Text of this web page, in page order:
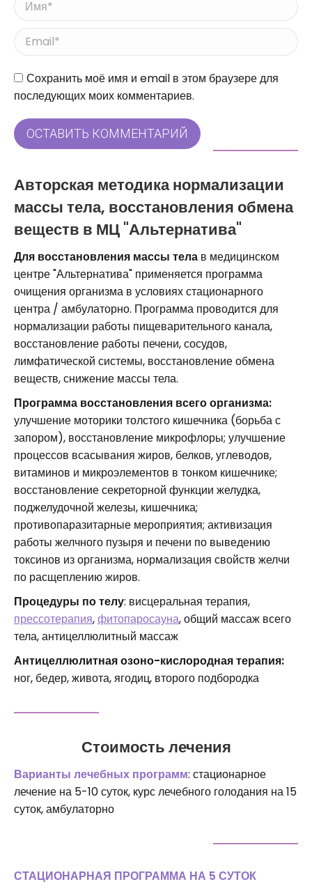
Email *
СайтСохранить моё имя и email в этом браузере для
последующих моих комментариев.
ОСТАВИТЬ КОММЕНТАРИЙ
Авторская методика нормализации
массы тела, восстановления обмена
веществ в МЦ "Альтернатива"
Для восстановления массы тела в медицинском
центре "Альтернатива" применяется программа
очищения организма в условиях стационарного
центра / амбулаторно. Программа проводится для
нормализации работы пищеварительного канала,
восстановление работы печени, сосудов,
лимфатической системы, восстановление обмена
веществ, снижение массы тела.
Программа восстановления всего организма:
улучшение моторики толстого кишечника (борьба с
запором), восстановление микрофлоры; улучшение
процессов всасывания жиров, белков, углеводов,
витаминов и микроэлементов в тонком кишечнике;
восстановление секреторной функции желудка,
поджелудочной железы, кишечника;
противопаразитарные мероприятия; активизация
работы желчного пузыря и печени по выведению
токсинов из организма, нормализация свойств желчи
по расщеплению жиров.
Процедуры по телу: висцеральная терапия,
прессотерапия,фитопаросауна, общий массаж всего
тела, антицеллюлитный массаж
Антицеллюлитная озоно-кислородная терапия:
ног, бедер, живота, ягодиц, второго подбородка
Стоимость лечения
Варианты лечебных программ: стационарное
лечение на 5-10 суток, курс лечебного голодания на 15
суток, амбулаторно
СТАЦИОНАРНАЯ ПРОГРАММА НА 5 СУТОК